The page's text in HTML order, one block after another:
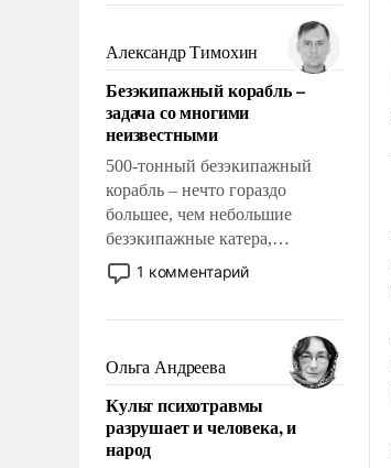
чем она отличается от просто
образованных людей. Иногда
казалось, что эти вопросы
решены раз и навсегда, но –
нет, не решены.
Александр Тимохин
Безэкипажный корабль –
задача со многими
неизвестными
500-тонный безэкипажный
корабль – нечто гораздо
большее, чем небольшие
безэкипажные катера,
применение которых уже
стало обыденностью. Задача по
сложна и амбициозна. Однако
и ее реализация радикально
поднимет наши боевые
возможности.
1 комментарий
Ольга Андреева
Культ психотравмы
разрушает и человека, и
народ